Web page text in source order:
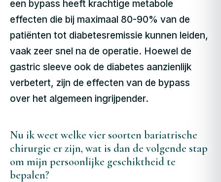
een bypass heeft krachtige metabole
effecten die bij maximaal 80-90% van de
patiënten tot diabetesremissie kunnen leiden,
vaak zeer snel na de operatie. Hoewel de
gastric sleeve ook de diabetes aanzienlijk
verbetert, zijn de effecten van de bypass
over het algemeen ingrijpender.
Nu ik weet welke vier soorten bariatrische
chirurgie er zijn, wat is dan de volgende stap
om mijn persoonlijke geschiktheid te
bepalen?